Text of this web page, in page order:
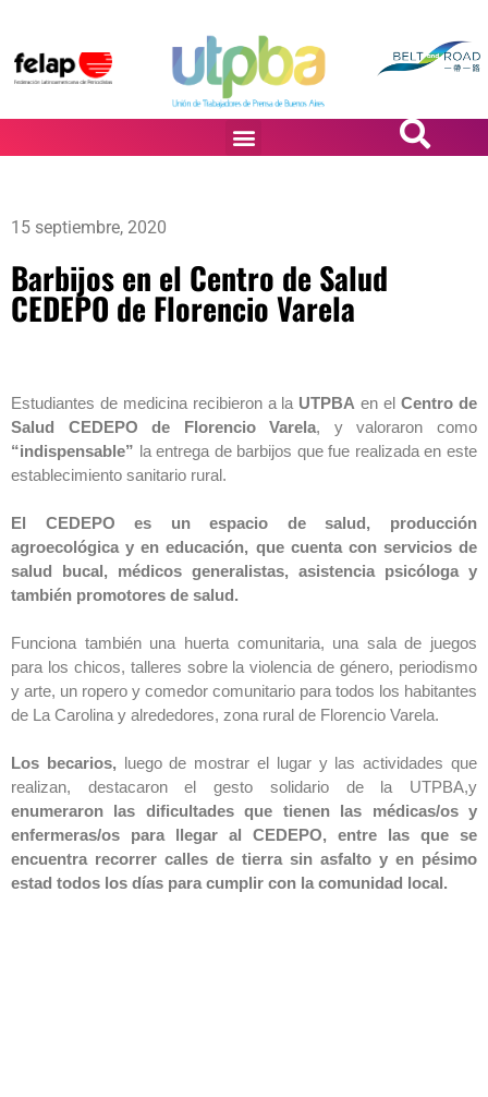
15 septiembre, 2020
Barbijos en el Centro de Salud
CEDEPO de Florencio Varela
Estudiantes de medicina recibieron a la UTPBA en elCentro de
Salud CEDEPO de Florencio Varela, y valoraron como
“indispensable” la entrega de barbijos que fue realizada en este
establecimiento sanitario rural.
El CEDEPO es un espacio de salud, producción
agroecológica y en educación, que cuenta con servicios de
salud bucal, médicos generalistas, asistencia psicóloga y
también promotores de salud.
Funciona también una huerta comunitaria, una sala de juegos
para los chicos, talleres sobre la violencia de género, periodismo
y arte, un ropero y comedor comunitario para todos los habitantes
de La Carolina y alrededores, zona rural de Florencio Varela.
Los becarios, luego de mostrar el lugar y las actividades que
realizan, destacaron el gesto solidario de la UTPBA,y
enumeraron las dificultades que tienen las médicas/os y
enfermeras/os para llegar al CEDEPO, entre las que se
encuentra recorrer calles de tierra sin asfalto y en pésimo
estad todos los días para cumplir con la comunidad local.